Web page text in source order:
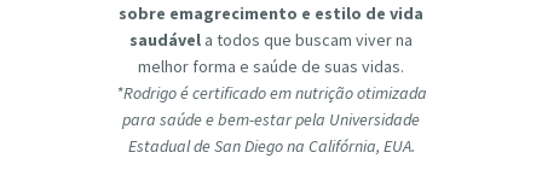
sobre emagrecimento e estilo de vida
saudável a todos que buscam viver na
melhor forma e saúde de suas vidas.
*Rodrigo é certificado em nutrição otimizada
para saúde e bem-estar pela Universidade
Estadual de San Diego na Califórnia, EUA.